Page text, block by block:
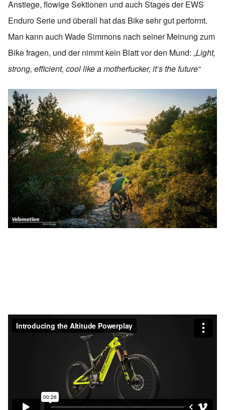
Anstiege, flowige Sektionen und auch Stages der EWS
Enduro Serie und überall hat das Bike sehr gut performt.
Man kann auch Wade Simmons nach seiner Meinung zum
Bike fragen, und der nimmt kein Blatt vor den Mund: „Light,
strong, efficient, cool like a motherfucker, it’s the future“